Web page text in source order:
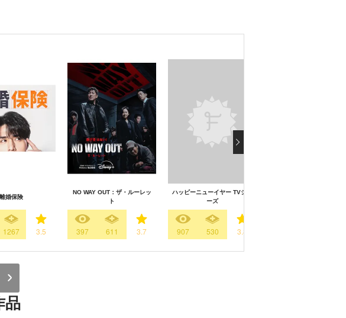
離婚保険
1267 3.5
NO WAY OUT：ザ・ルーレッ
ト
397 611 3.7
ハッピーニューイヤー TVシリ
ーズ
907 530 3.8
品